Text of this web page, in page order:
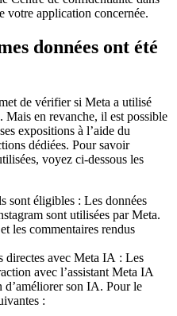
votre application concernée.
données ont été
de vérifier si Meta a utilisé
en revanche, il est possible
expositions à l’aide du
dédiées. Pour savoir
voyez ci-dessous les
sont éligibles : Les données
sont utilisées par Meta.
les commentaires rendus
directes avec Meta IA : Les
avec l’assistant Meta IA
d’améliorer son IA. Pour le
: